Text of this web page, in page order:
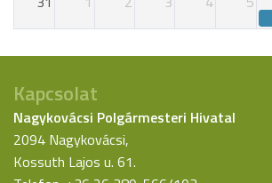
Kapcsolat
Nagykovácsi Polgármesteri Hivatal
2094 Nagykovácsi,
Kossuth Lajos u. 61.